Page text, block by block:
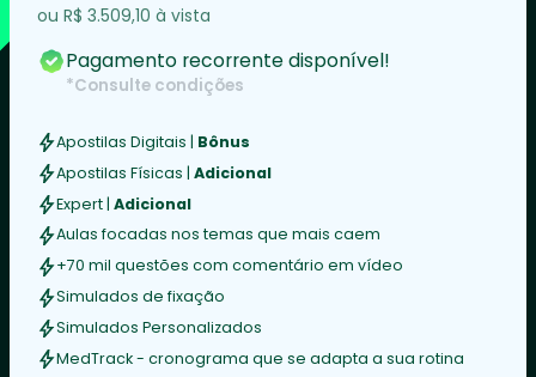
ouR$ 3.509,10 à vista
Pagamento recorrente disponível!
*Consulte condições
Apostilas Digitais | Bônus
Apostilas Físicas |Adicional
Expert |Adicional
Aulas focadas nos temas que mais caem
+70 mil questões com comentário em vídeo
Simulados de fixação
Simulados Personalizados
MedTrack - cronograma que se adapta a sua rotina